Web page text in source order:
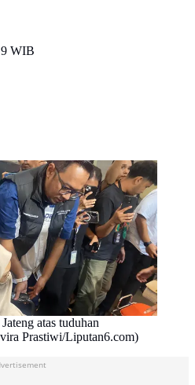
WIB
atas tuduhan
Prastiwi/Liputan6.com)